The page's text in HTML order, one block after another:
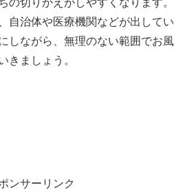
の切りかえがしやすくなります。
自治体や医療機関などが出してい
しながら、無理のない範囲でお風
きましょう。
ンサーリンク